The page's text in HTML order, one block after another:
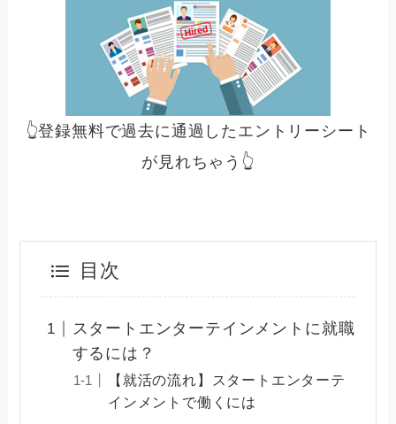
👆登録無料で過去に通過したエントリーシート
が見れちゃう👆
目次
スタートエンターテインメントに就職
するには？
【就活の流れ】スタートエンターテ
インメントで働くには